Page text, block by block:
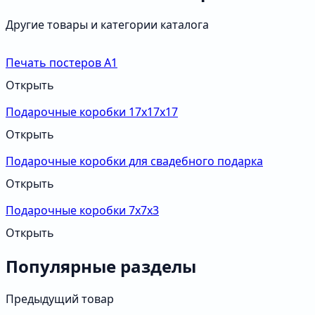
Другие товары и категории каталога
Печать постеров А1
Открыть
Подарочные коробки 17х17х17
Открыть
Подарочные коробки для свадебного подарка
Открыть
Подарочные коробки 7х7х3
Открыть
Популярные разделы
Предыдущий товар